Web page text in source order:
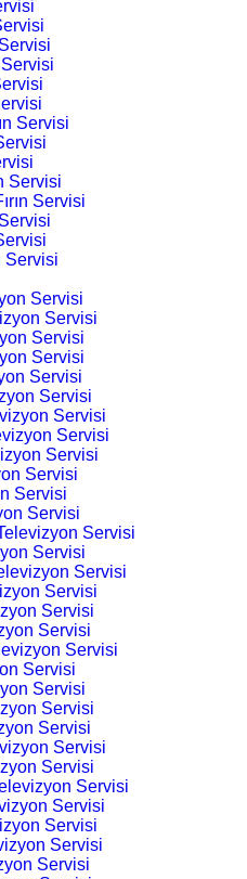
Servisi
Servisi
Servisi
Servisi
Servisi
Servisi
Servisi
Servisi
Servisi
Servisi
Servisi
Servisi
Servisi
Servisi
Servisi
Servisi
Servisi
Servisi
Servisi
Servisi
Servisi
Servisi
Servisi
Servisi
Servisi
Servisi
Servisi
Servisi
Servisi
Servisi
Servisi
Servisi
Servisi
Servisi
Servisi